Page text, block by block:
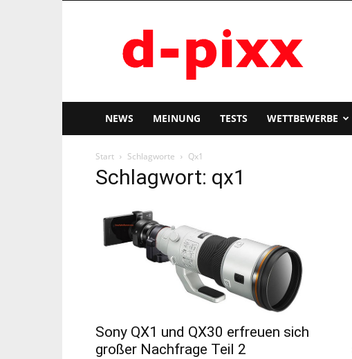
pixx
NEWS MEINUNG TESTS WETTBEWERBE
Start Schlagworte Qx1
Schlagwort: qx1
Sony QX1 und QX30 erfreuen sich
großer Nachfrage Teil 2